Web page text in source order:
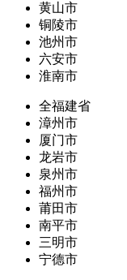
黄山市
铜陵市
池州市
六安市
淮南市
全福建省
漳州市
厦门市
龙岩市
泉州市
福州市
莆田市
南平市
三明市
宁德市